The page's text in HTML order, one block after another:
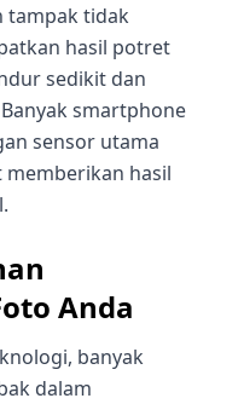
tampak tidak
hasil potret
sedikit dan
smartphone
sensor utama
hasil
Anda
banyak
dalam